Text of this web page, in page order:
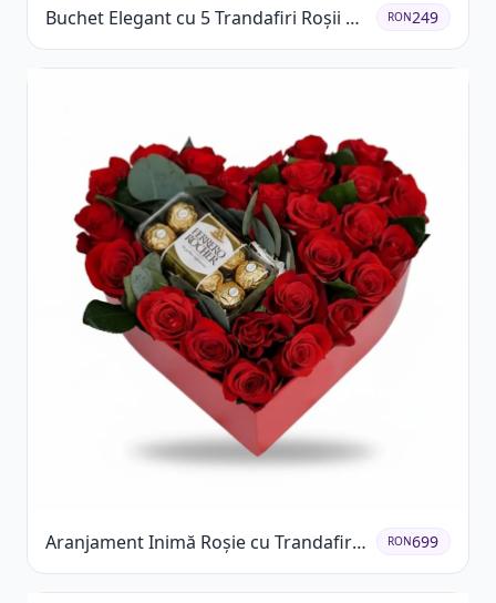
Buchet Elegant cu 5 Trandafiri Roșii și
Eucalipt
RON249
Aranjament Inimă Roșie cu Trandafiri
și Ferrero Rocher Premium
RON699